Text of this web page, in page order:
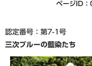
ページID
認定番号：第7-1号
三次ブルーの藍染たち